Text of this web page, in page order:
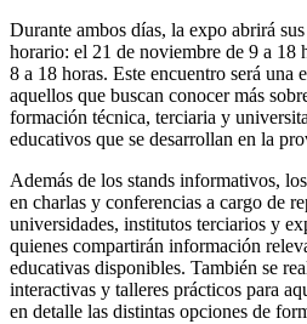
Durante ambos días, la expo abrirá
horario: el 21 de noviembre de 9 a 18
8 a 18 horas. Este encuentro será una
aquellos que buscan conocer más
formación técnica, terciaria y
educativos que se desarrollan en la
Además de los stands informativos,
en charlas y conferencias a cargo de
universidades, institutos terciarios y
quienes compartirán información
educativas disponibles. También se
interactivas y talleres prácticos para
en detalle las distintas opciones de